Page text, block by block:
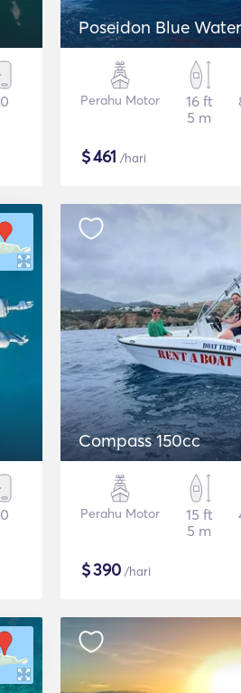
0
Poseidon Blue
Perahu Motor
16 ft
5 m
$461 /hari
0
Compass 150cc
Perahu Motor
15 ft
5 m
$390 /hari